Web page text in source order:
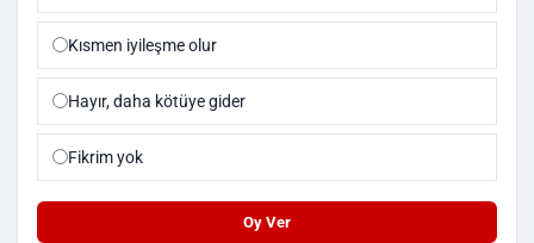
Kısmen iyileşme olur
Hayır, daha kötüye gider
Fikrim yok
Oy Ver